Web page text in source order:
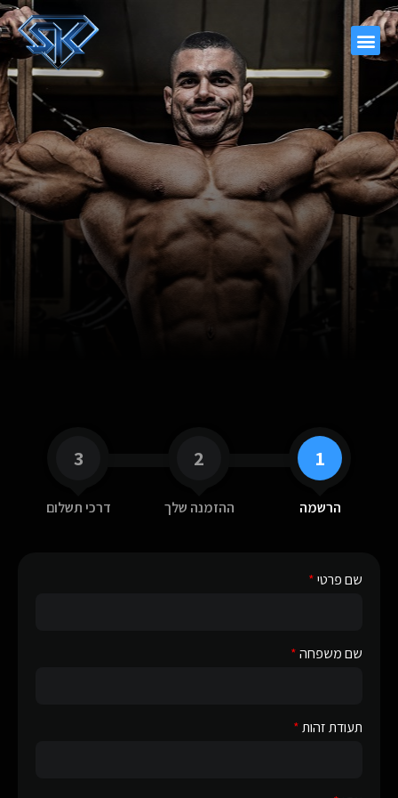
1
הרשמה
2
ההזמנה שלך
3
דרכי תשלום
שם פרטי
שם משפחה
תעודת זהות